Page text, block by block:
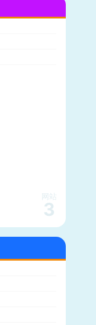
网站
3